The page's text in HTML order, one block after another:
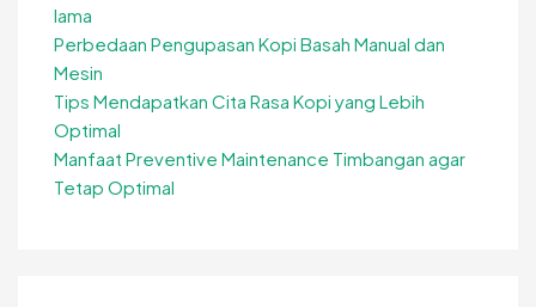
lama
Perbedaan Pengupasan Kopi Basah Manual dan
Mesin
Tips Mendapatkan Cita Rasa Kopi yang Lebih
Optimal
Manfaat Preventive Maintenance Timbangan agar
Tetap Optimal